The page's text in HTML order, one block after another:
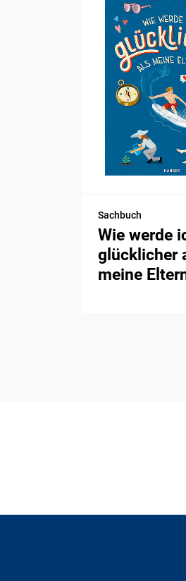
Sachbuch
Wie werde
glücklicher
meine